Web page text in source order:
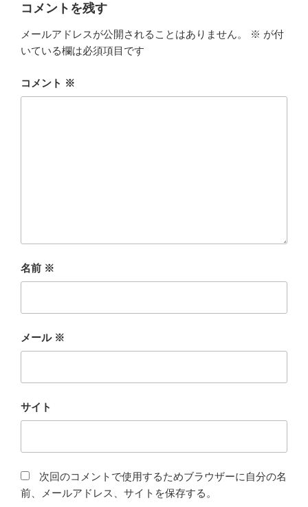
コメントを残す
メールアドレスが公開されることはありません。 ※ が付
いている欄は必須項目です
コメント ※
名前 ※
メール ※
サイト
次回のコメントで使用するためブラウザーに自分の名
前、メールアドレス、サイトを保存する。